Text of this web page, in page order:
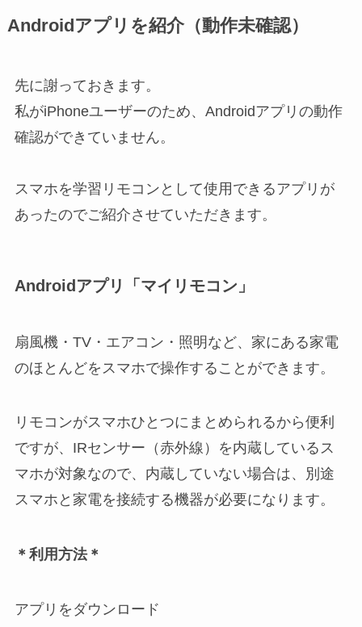
Androidアプリを紹介（動作未確認）
先に謝っておきます。
私がiPhoneユーザーのため、Androidアプリの動作
確認ができていません。
スマホを学習リモコンとして使用できるアプリが
あったのでご紹介させていただきます。
Androidアプリ「マイリモコン」
扇風機・TV・エアコン・照明など、家にある家電
のほとんどをスマホで操作することができます。
リモコンがスマホひとつにまとめられるから便利
ですが、IRセンサー（赤外線）を内蔵しているス
マホが対象なので、内蔵していない場合は、別途
スマホと家電を接続する機器が必要になります。
＊利用方法＊
アプリをダウンロード